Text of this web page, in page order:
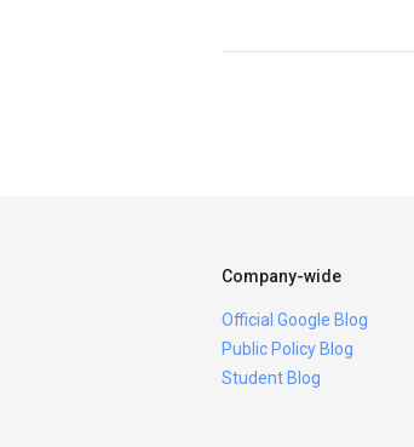
Company-wide
Official Google Blog
Public Policy Blog
Student Blog